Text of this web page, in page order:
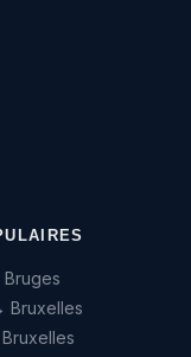
Bruxelles